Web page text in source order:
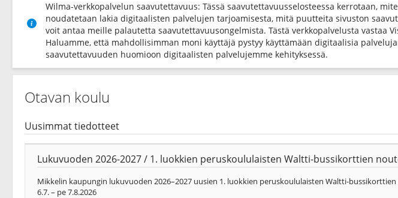
Wilma-verkkopalvelun saavutettavuus: Tässä saavutettavuusselosteessa kerrotaan,
noudatetaan lakia digitaalisten palvelujen tarjoamisesta, mitä puutteita sivuston
voit antaa meille palautetta saavutettavuusongelmista. Tästä verkkopalvelusta vastaa
Haluamme, että mahdollisimman moni käyttäjä pystyy käyttämään digitaalisia
saavutettavuuden huomioon digitaalisten palvelujemme kehityksessä.
Otavan koulu
Uusimmat tiedotteet
Lukuvuoden 2026-2027 / 1. luokkien peruskoululaisten Waltti-bussikorttien
Mikkelin kaupungin lukuvuoden 2026–2027 uusien 1. luokkien peruskoululaisten Waltti-
6.7. – pe 7.8.2026